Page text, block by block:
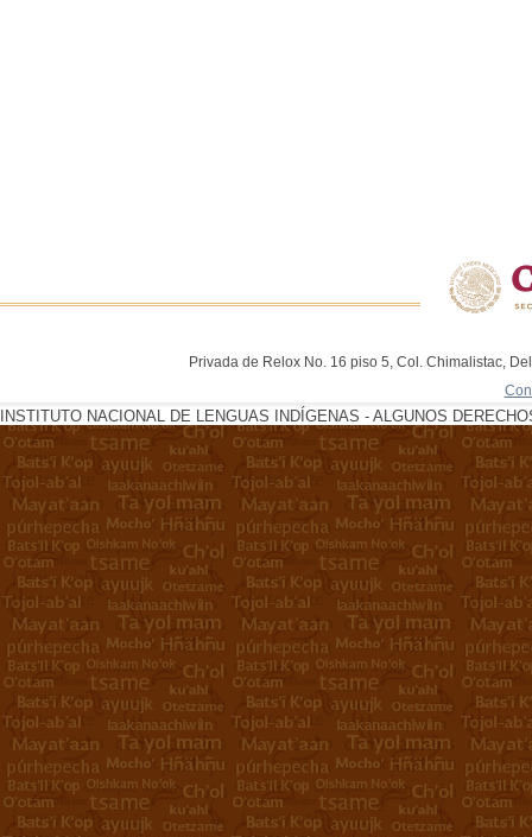
Privada de Relox No. 16 piso 5, Col. Chimalistac,
INSTITUTO NACIONAL DE LENGUAS INDÍGENAS - ALGUNOS